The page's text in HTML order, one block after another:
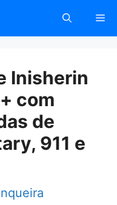
Inisherin
com
de
911 e